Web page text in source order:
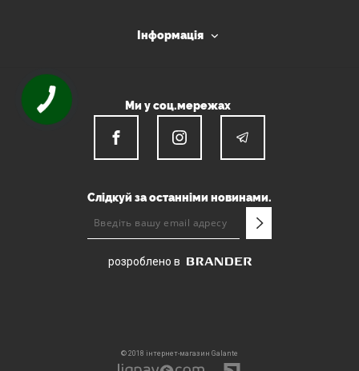
Інформація
Ми у соц.мережах
Слідкуй за останніми новинами.
розроблено в
© 2018 інтернет-магазин Galante